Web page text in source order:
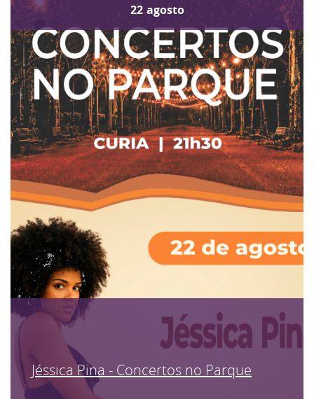
22 agosto
Jéssica Pina - Concertos no Parque